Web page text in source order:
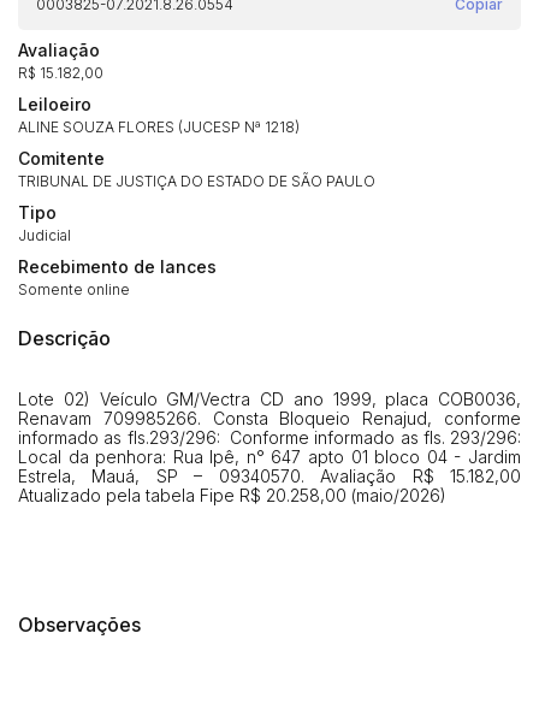
0003825-07.2021.8.26.0554 Copiar
Avaliação
R$ 15.182,00
Leiloeiro
ALINE SOUZA FLORES (JUCESP Nª 1218)
Comitente
TRIBUNAL DE JUSTIÇA DO ESTADO DE SÃO PAULO
Tipo
Judicial
Recebimento de lances
Somente online
Descrição
Lote 02) Veículo GM/Vectra CD ano 1999, placa COB0036,
Renavam 709985266. Consta Bloqueio Renajud, conforme
informado as fls.293/296: Conforme informado as fls. 293/296:
Local da penhora: Rua Ipê, n° 647 apto 01 bloco 04 - Jardim
Estrela, Mauá, SP – 09340570. Avaliação R$ 15.182,00
Atualizado pela tabela Fipe R$ 20.258,00 (maio/2026)
Observações
Envie sua Proposta
(Art. 895, CPC)
Histórico de Propostas
Data Usuário Valor
14/04/2025 18:43:11 TIAGOFELIPE R$ 1,00
Habilite-se para efetuar lances ou
propostas